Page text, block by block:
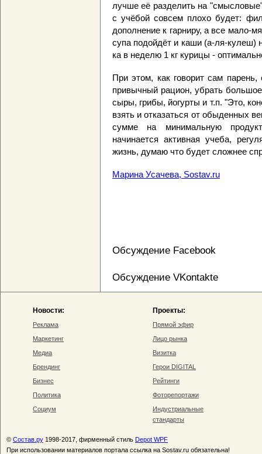
лучше её разделить на
с учёбой совсем плохо будет:
дополнение к гарниру, а все мало-
супа подойдёт и каши (а-ля-кулеш)
ка в неделю 1 кг курицы -
При этом, как говорит сам
привычный рацион, убрать
сыры, грибы, йогурты и т.п. "Это,
взять и отказаться от обыденных
сумме на минимальную
начинается активная учеба,
жизнь, думаю что будет сложнее
Марина Усачева, Sostav.ru
Обсуждение Facebook
Обсуждение VKontakte
Новости:
Реклама
Маркетинг
Медиа
Брендинг
Бизнес
Политика
Социум
Проекты:
Прямой эфир
Лицо рынка
Визитка
Герои DIGITAL
Рейтинги
Фоторепортажи
Индустриальные
стандарты
© Состав.ру 1998-2017, фирменный стиль Depot WPF
При использовании материалов портала ссылка на Sostav.ru обязательна!